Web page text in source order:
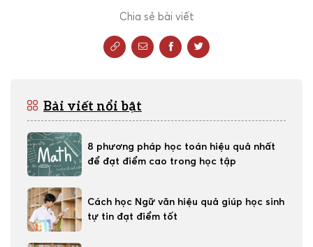
Chia sẻ bài viết
Bài viết nổi bật
8 phương pháp học toán hiệu quả nhất
để đạt điểm cao trong học tập
Cách học Ngữ văn hiệu quả giúp học sinh
tự tin đạt điểm tốt